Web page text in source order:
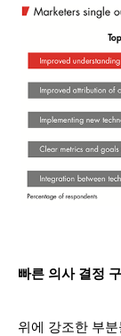
빠른 의사 결정
위에 강조한 부